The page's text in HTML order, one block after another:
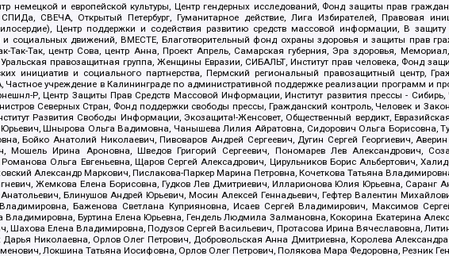
немецкой и европейской культуры, Центр гендерных исследований, Фонд защиты прав
СВЕЧА, Открытый Петербург, Гуманитарное действие, Лига Избирателей, Правовая
Центр поддержки и содействия развитию средств массовой информации, В
и социальных движений, ВМЕСТЕ, Благотворительный фонд охраны здоровья и защиты прав
Так-Так, центр Сова, центр Анна, Проект Апрель, Самарская губерния, Эра здоровья,
правозащитная группа, Женщины Евразии, СИБАЛЬТ, Институт прав человека, Фонд
инициатив и социального партнерства, Пермский региональный правозащитный центр,
учреждение в Калининграде по административной поддержке реализации программ и
Р, Центр Защиты Прав Средств Массовой Информации, Институт развития прессы -
Северных Стран, Фонд поддержки свободы прессы, Гражданский контроль, Человек и
Развития Свободы Информации, Экозащита!-Женсовет, Общественный вердикт,
Шнырова Ольга Вадимовна, Чанышева Лилия Айратовна, Сидорович Ольга Борисовна,
Бойко Анатолий Николаевич, Пивоваров Андрей Сергеевич, Дугин Сергей Георгиевич,
Мошель Ирина Ароновна, Шведов Григорий Сергеевич, Пономарев Лев Александрович,
Ольга Евгеньевна, Щаров Сергей Алексадрович, Цирульников Борис Альбертович,
Александр Маркович, Пислакова-Паркер Марина Петровна, Кочеткова Татьяна
Жемкова Елена Борисовна, Гудков Лев Дмитриевич, Илларионова Юлия Юрьевна, Саранг
Блинушов Андрей Юрьевич, Мосин Алексей Геннадьевич, Гефтер Валентин
Баженова Светлана Куприяновна, Исаев Сергей Владимирович, Максимов
Владимировна, Буртина Елена Юрьевна, Гендель Людмила Залмановна, Кокорина Екатерина
Шахова Елена Владимировна, Подузов Сергей Васильевич, Протасова Ирина Вячеславовна,
Николаевна, Орлов Олег Петрович, Добровольская Анна Дмитриевна, Королева
Локшина Татьяна Иосифовна, Орлов Олег Петрович, Полякова Мара Федоровна, Резник